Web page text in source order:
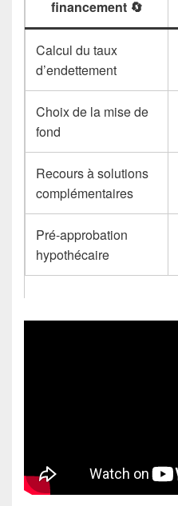
financement 🔄
Calcul du taux
d’endettement
Choix de la mise de
fond
Recours à solutions
complémentaires
Pré-approbation
hypothécaire